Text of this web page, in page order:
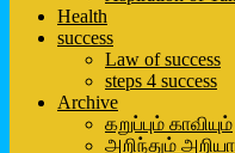
Health
success
Law of success
steps 4 success
Archive
கறுப்பும் காவியும்
அறிந்தும்